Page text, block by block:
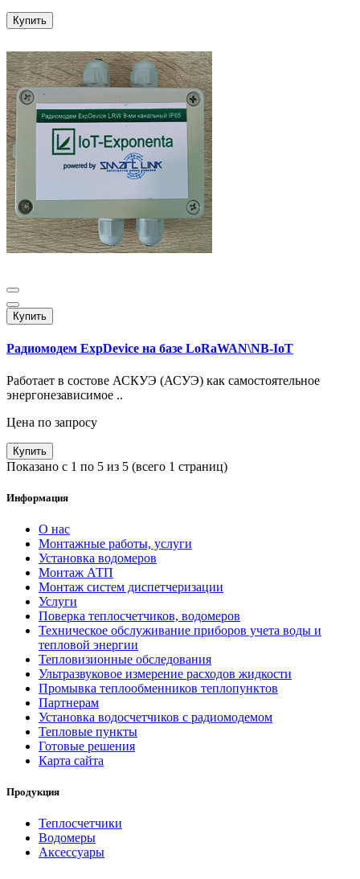
Купить
Купить
Радиомодем ExpDevice на базе LoRaWAN\NB-IoT
Работает в состове АСКУЭ (АСУЭ) как самостоятельное
энергонезависимое ..
Цена по запросу
Купить
Показано с 1 по 5 из 5 (всего 1 страниц)
Информация
О нас
Монтажные работы, услуги
Установка водомеров
Монтаж АТП
Монтаж систем диспетчеризации
Услуги
Поверка теплосчетчиков, водомеров
Техническое обслуживание приборов учета воды и
тепловой энергии
Тепловизионные обследования
Ультразвуковое измерение расходов жидкости
Промывка теплообменников теплопунктов
Партнерам
Установка водосчетчиков с радиомодемом
Тепловые пункты
Готовые решения
Карта сайта
Продукция
Теплосчетчики
Водомеры
Аксессуары